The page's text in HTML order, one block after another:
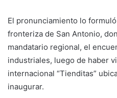
El pronunciamiento lo
fronteriza de San Antonio,
mandatario regional, el
industriales, luego de haber
internacional “Tienditas”
inaugurar.